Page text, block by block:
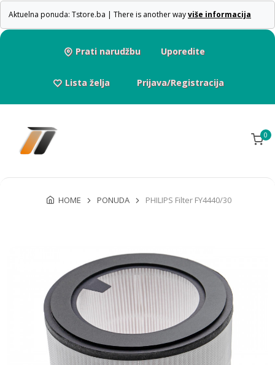
Aktuelna ponuda: Tstore.ba | There is another wayviše informacija
Prati narudžbu Uporedite
Lista želja Prijava/Registracija
0
HOME PONUDA PHILIPS Filter FY4440/30